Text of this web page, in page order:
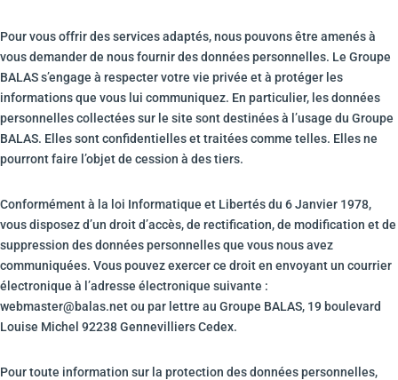
Pour vous offrir des services adaptés, nous pouvons être amenés à
vous demander de nous fournir des données personnelles. Le Groupe
BALAS s’engage à respecter votre vie privée et à protéger les
informations que vous lui communiquez. En particulier, les données
personnelles collectées sur le site sont destinées à l’usage du Groupe
BALAS. Elles sont confidentielles et traitées comme telles. Elles ne
pourront faire l’objet de cession à des tiers.
Conformément à la loi Informatique et Libertés du 6 Janvier 1978,
vous disposez d’un droit d’accès, de rectification, de modification et de
suppression des données personnelles que vous nous avez
communiquées. Vous pouvez exercer ce droit en envoyant un courrier
électronique à l’adresse électronique suivante :
webmaster@balas.net ou par lettre au Groupe BALAS, 19 boulevard
Louise Michel 92238 Gennevilliers Cedex.
Pour toute information sur la protection des données personnelles,